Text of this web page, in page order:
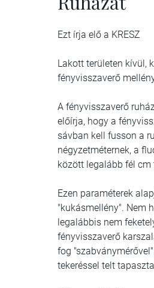
Ezt írja elő a KRESZ
Lakott területen kívül,
fényvisszaverő
A fényvisszaverő
előírja, hogy a
sávban kell fusson a
négyzetméternek, a
között legalább fél
Ezen paraméterek
"kukásmellény". Nem
legalábbis nem
fényvisszaverő
fog
tekeréssel telt